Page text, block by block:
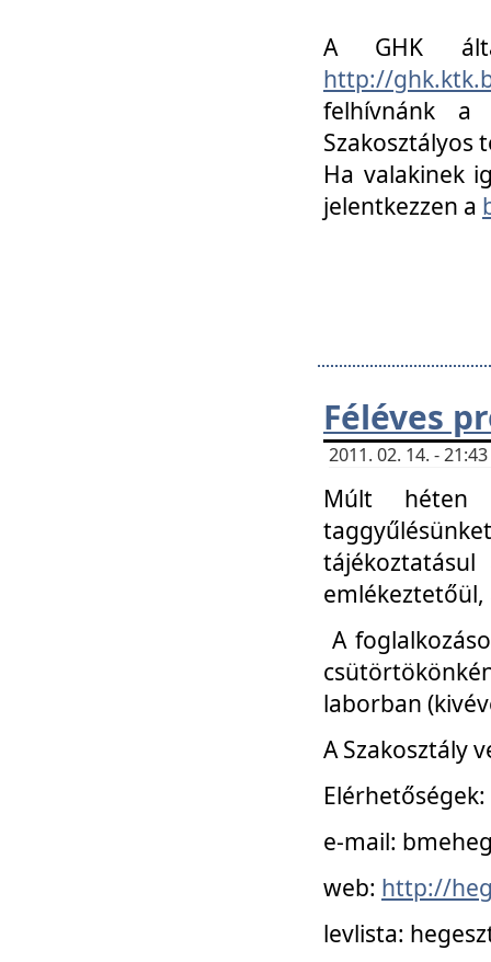
A GHK
http://
felhívnánk a
Szakosztályos
Ha valakinek
jelentkezzen a
Féléves
2011. 02. 14. -
Múlt héten
emlékeztetőül,
A
laborban
A Szakosztály
Elérhetőségek:
e-mail:
web: http://
levlista: